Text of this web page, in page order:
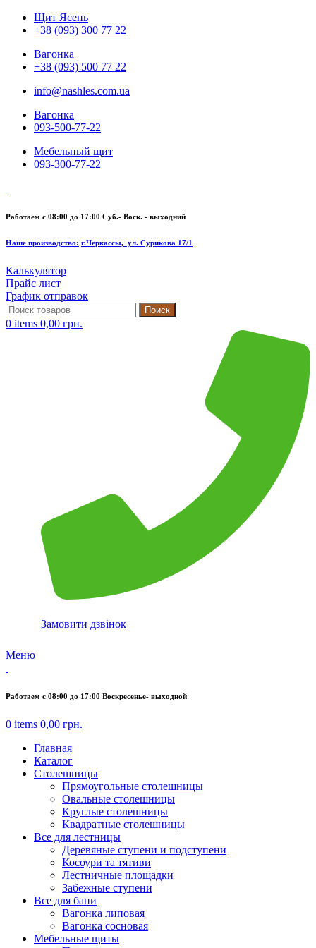
Щит Ясень
+38 (093) 300 77 22
Вагонка
+38 (093) 500 77 22
info@nashles.com.ua
Вагонка
093-500-77-22
Мебельный щит
093-300-77-22
Работаем с 08:00 до 17:00 Суб.- Воск. - выходний
Наше производство: г.Черкассы, ул. Сурикова 17/1
Калькулятор
Прайс лист
График отправок
Поиск
0 items 0,00 грн.
Замовити дзвінок
Меню
Работаем с 08:00 до 17:00 Воскресенье- выходной
0 items 0,00 грн.
Главная
Каталог
Столешницы
Прямоугольные столешницы
Овальные столешницы
Круглые столешницы
Квадратные столешницы
Все для лестницы
Деревяные ступени и подступени
Косоури та тятиви
Лестничные площадки
Забежные ступени
Все для бани
Вагонка липовая
Вагонка сосновая
Мебельные щиты